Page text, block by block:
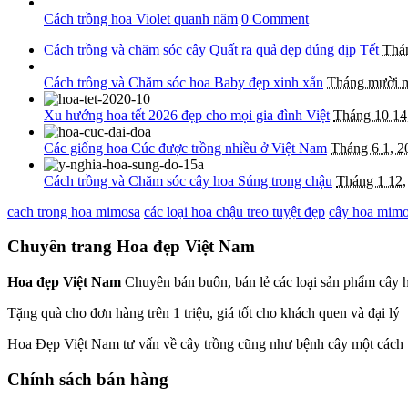
Cách trồng hoa Violet quanh năm 0 Comment
Cách trồng và chăm sóc cây Quất ra quả đẹp đúng dịp Tết
Cách trồng và Chăm sóc hoa Baby đẹp xinh xắn Tháng mười
Xu hướng hoa tết 2026 đẹp cho mọi gia đình Việt Tháng 10
Các giống hoa Cúc được trồng nhiều ở Việt Nam Tháng 6 1,
Cách trồng và Chăm sóc cây hoa Súng trong chậu Tháng 1
cach trong hoa mimosa các loại hoa chậu treo tuyệt đẹp cây hoa
Chuyên trang Hoa đẹp Việt Nam
Hoa đẹp Việt Nam Chuyên bán buôn, bán lẻ các loại sản phẩm
Tặng quà cho đơn hàng trên 1 triệu, giá tốt cho khách quen và đại lý
Hoa Đẹp Việt Nam tư vấn về cây trồng cũng như bệnh cây một
Chính sách bán hàng